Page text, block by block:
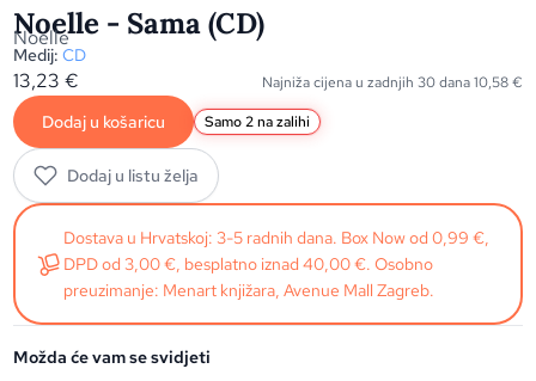
Noelle - Sama (CD)
Noelle
Medij: CD
13,23€ Najniža cijena u zadnjih 30 dana10,58€
Dodaj u košaricu Samo 2 na zalihi
Dodaj u listu želja
Dostava u Hrvatskoj: 3-5 radnih dana. Box Now od 0,99 €,
DPD od 3,00 €, besplatno iznad 40,00 €. Osobno
preuzimanje: Menart knjižara, Avenue Mall Zagreb.
Možda će vam se svidjeti